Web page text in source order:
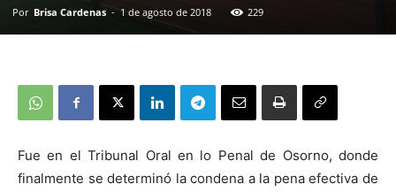
Por Brisa Cardenas - 1 de agosto de 2018 229
Fue en el Tribunal Oral en lo Penal de Osorno, donde
finalmente se determinó la condena a la pena efectiva de